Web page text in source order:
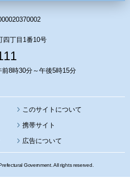
丁目1番10号
8時30分～午後5時15分
このサイトについて
携帯サイト
広告について
Government. All rights reserved.